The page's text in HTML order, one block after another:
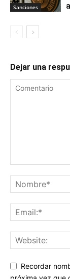
Sanciones
Dejar una
Recordar